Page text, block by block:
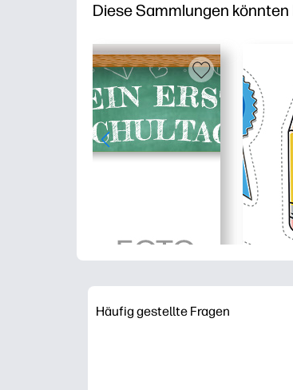
Diese Sammlungen
Häufig gestellte Fragen